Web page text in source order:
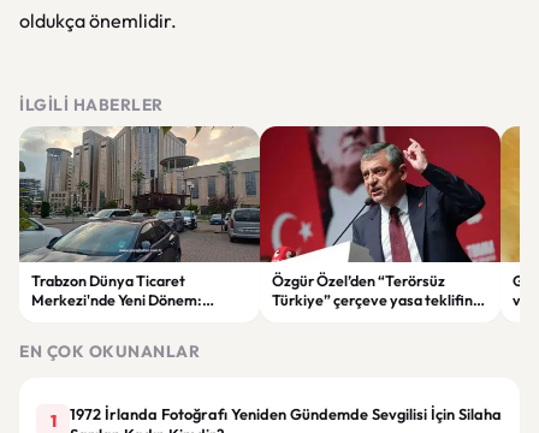
oldukça önemlidir.
İLGILI HABERLER
Trabzon Dünya Ticaret
Merkezi'nde Yeni Dönem:
Zaman Tamamlanacak?
Özgür Özel’den “Terörsüz
Türkiye” çerçeve yasa teklifine
ve
EN ÇOK OKUNANLAR
1
1972 İrlanda Fotoğrafı Yeniden Gündemde Sevgilisi İçin Silaha